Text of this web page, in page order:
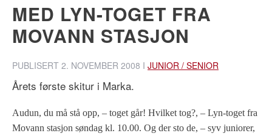
MED LYN-TOGET FRA
MOVANN STASJON
PUBLISERT 2. NOVEMBER 2008 I JUNIOR / SENIOR
Årets første skitur i Marka.
Audun, du må stå opp, – toget går! Hvilket tog?, – Lyn-toget fra
Movann stasjon søndag kl. 10.00. Og der sto de, – syv juniorer,